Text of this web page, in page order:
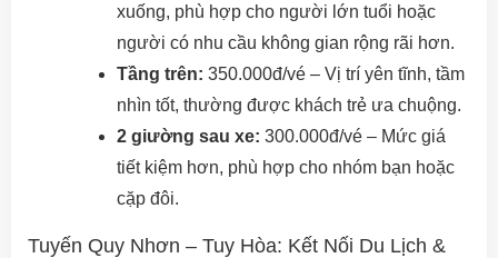
xuống, phù hợp cho người lớn tuổi hoặc
người có nhu cầu không gian rộng rãi hơn.
Tầng trên: 350.000đ/vé – Vị trí yên tĩnh, tầm
nhìn tốt, thường được khách trẻ ưa chuộng.
2 giường sau xe: 300.000đ/vé – Mức giá
tiết kiệm hơn, phù hợp cho nhóm bạn hoặc
cặp đôi.
Tuyến Quy Nhơn – Tuy Hòa: Kết Nối Du Lịch &